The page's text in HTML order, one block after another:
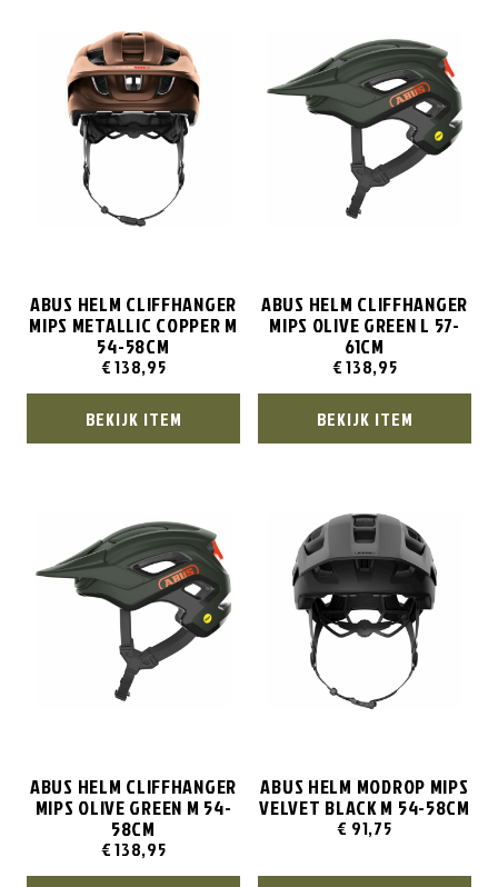
ABUS HELM CLIFFHANGER
MIPS METALLIC COPPER M
54-58CM
€138,95
BEKIJK ITEM
ABUS HELM CLIFFHANGER
MIPS OLIVE GREEN L 57-
61CM
€138,95
BEKIJK ITEM
ABUS HELM CLIFFHANGER
MIPS OLIVE GREEN M 54-
58CM
€138,95
ABUS HELM MODROP MIPS
VELVET BLACK M 54-58CM
€ 91,75